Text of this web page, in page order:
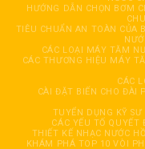
HƯỚNG DẪN CHỌN BƠM
TIÊU CHUẨN AN TOÀN CỦA
CÁC LOẠI MÁY TĂM
CÁC THƯƠNG HIỆU MÁY
CÁC
CÀI ĐẶT BIẾN CHO ĐÀI
TUYỂN DỤNG KỸ
CÁC YẾU TỐ
THIẾT KẾ NHẠC NƯỚC
KHÁM PHÁ TOP 10 VÒI